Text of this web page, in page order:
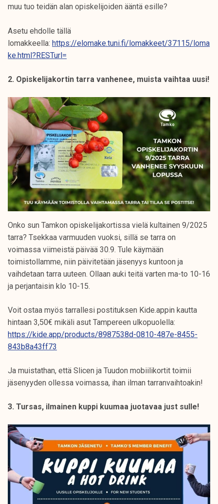
muu tuo teidän alan opiskelijoiden ääntä esille?
Asetu ehdolle tällä
lomakkeella: https://elomake.tuni.fi/lomakkeet/37115/loma
ke.html?RESTurl=
2. Opiskelijakortin tarra vanhenee, muista vaihtaa uusi!
Onko sun Tamkon opiskelijakortissa vielä kultainen 9/2025
tarra? Tsekkaa varmuuden vuoksi, sillä se tarra on
voimassa viimeistä päivää 30.9. Tule käymään
toimistollamme, niin päivitetään jäsenyys kuntoon ja
vaihdetaan tarra uuteen. Ollaan auki teitä varten ma-to 10-16
ja perjantaisin klo 10-15.
Voit ostaa myös tarrallesi postituksen Kide.appin kautta
hintaan 3,50€ mikäli asut Tampereen ulkopuolella:
https://kide.app/products/8987538d-0810-487e-8455-
843b8a43ff73
Ja muistathan, että Slicen ja Tuudon mobiilikortit toimii
jäsenyyden ollessa voimassa, ihan ilman tarranvaihtoakin!
3. Tursas, ilmainen kuppi kuumaa juotavaa just sulle!